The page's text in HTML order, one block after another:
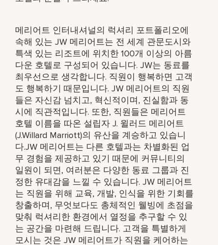
메리어트 인터내셔널의 럭셔리 포트폴리오에
속해 있는 JW 메리어트는 전 세계 관문도시와
특색 있는 리조트에 위치한 100개 이상의 아름
다운 호텔로 구성되어 있습니다. JW는 동료를
최우선으로 생각합니다. 직원이 행복하면 고객
도 행복하기 때문입니다. JW 메리어트의 직원
들은 자신감 넘치고, 혁신적이며, 진실함과 동
시에 직관적입니다. 또한, 직원들은 메리어트
호텔 이름을 따온 설립자 J. 윌러드 메리어트
(J.Willard Marriott)의 유산을 계승하고 있습니
다.JW 메리어트는 다른 호텔과는 차별화된 업
무 경험을 제공하고 있기 때문에 커뮤니티의
일원이 되면, 여러분은 다양한 동료 그룹과 진
정한 유대감을 느낄 수 있습니다. JW 메리어트
는 직원을 위해 교육, 개발, 인식을 위한 기회를
창출하며, 무엇보다도 총체적인 웰빙에 초점을
맞춰 럭셔리한 환경에서 열정을 추구할 수 있
는 공간을 마련해 드립니다. 고객을 특별하게
모시는 것은 JW 메리어트가 직원을 케어하는